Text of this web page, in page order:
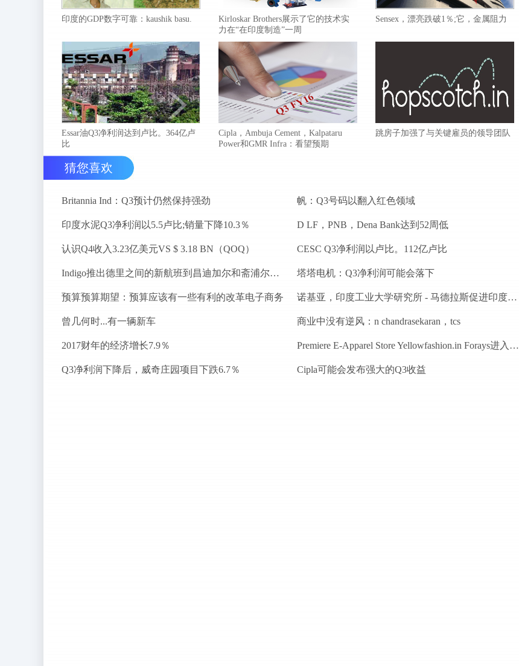
印度的GDP数字可靠：kaushik basu.
Kirloskar Brothers展示了它的技术实
力在“在印度制造”一周
Sensex，漂亮跌破1％;它，金属阻力
Essar油Q3净利润达到卢比。364亿卢
比
Cipla，Ambuja Cement，Kalpataru
Power和GMR Infra：看望预期
跳房子加强了与关键雇员的领导团队
猜您喜欢
Britannia Ind：Q3预计仍然保持强劲 帆：Q3号码以翻入红色领域
印度水泥Q3净利润以5.5卢比;销量下降10.3％ D LF，PNB，Dena Bank达到52周低
认识Q4收入3.23亿美元VS $ 3.18 BN（QOQ） CESC Q3净利润以卢比。112亿卢比
Indigo推出德里之间的新航班到昌迪加尔和斋浦尔到浦那路线 塔塔电机：Q3净利润可能会落下
预算预算期望：预算应该有一些有利的改革电子商务 诺基亚，印度工业大学研究所 - 马德拉斯促进印度农村的宽带连接
曾几何时...有一辆新车 商业中没有逆风：n chandrasekaran，tcs
2017财年的经济增长7.9％ Premiere E-Apparel Store Yellowfashion.in Forays进入Srilanka
Q3净利润下降后，威奇庄园项目下跌6.7％ Cipla可能会发布强大的Q3收益